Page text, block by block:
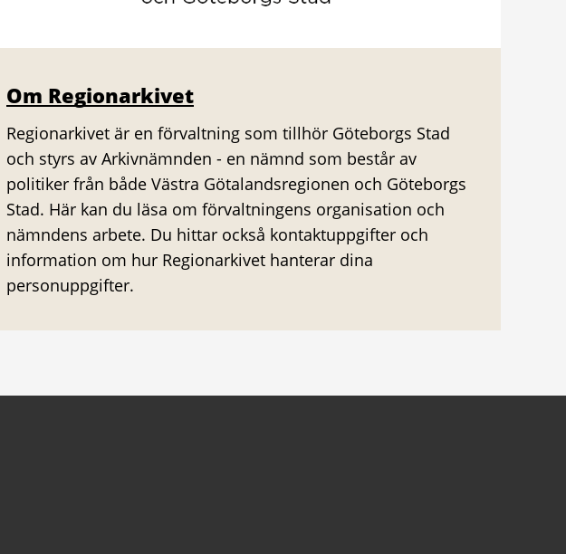
Om Regionarkivet
Regionarkivet är en förvaltning som tillhör Göteborgs Stad
och styrs av Arkivnämnden - en nämnd som består av
politiker från både Västra Götalandsregionen och Göteborgs
Stad. Här kan du läsa om förvaltningens organisation och
nämndens arbete. Du hittar också kontaktuppgifter och
information om hur Regionarkivet hanterar dina
personuppgifter.